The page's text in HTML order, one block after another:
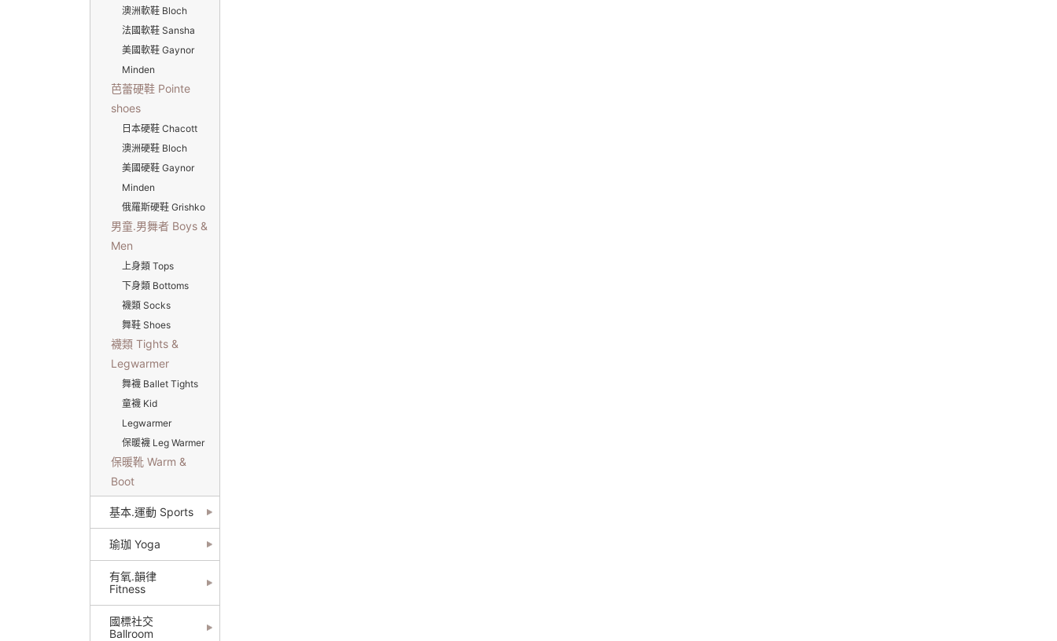
澳洲軟鞋 Bloch
法國軟鞋 Sansha
美國軟鞋 Gaynor
Minden
芭蕾硬鞋 Pointe
shoes
日本硬鞋 Chacott
澳洲硬鞋 Bloch
美國硬鞋 Gaynor
Minden
俄羅斯硬鞋 Grishko
男童.男舞者 Boys &
Men
上身類 Tops
下身類 Bottoms
襪類 Socks
舞鞋 Shoes
襪類 Tights &
Legwarmer
舞襪 Ballet Tights
童襪 Kid
Legwarmer
保暖襪 Leg Warmer
保暖靴 Warm &
Boot
基本.運動 Sports
瑜珈 Yoga
有氧.韻律
Fitness
國標社交
Ballroom